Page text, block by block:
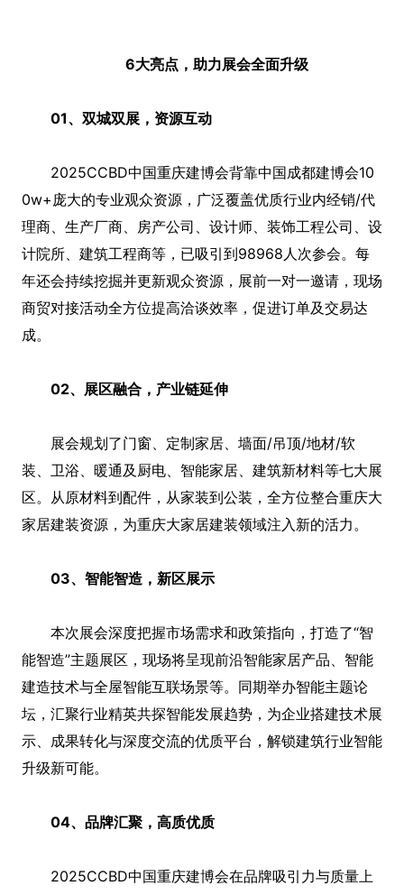
6大亮点，助力展会全面升级
01、双城双展，资源互动
2025CCBD中国重庆建博会背靠中国成都建博会10
0w+庞大的专业观众资源，广泛覆盖优质行业内经销/代
理商、生产厂商、房产公司、设计师、装饰工程公司、设
计院所、建筑工程商等，已吸引到98968人次参会。每
年还会持续挖掘并更新观众资源，展前一对一邀请，现场
商贸对接活动全方位提高洽谈效率，促进订单及交易达
成。
02、展区融合，产业链延伸
展会规划了门窗、定制家居、墙面/吊顶/地材/软
装、卫浴、暖通及厨电、智能家居、建筑新材料等七大展
区。从原材料到配件，从家装到公装，全方位整合重庆大
家居建装资源，为重庆大家居建装领域注入新的活力。
03、智能智造，新区展示
本次展会深度把握市场需求和政策指向，打造了“智
能智造”主题展区，现场将呈现前沿智能家居产品、智能
建造技术与全屋智能互联场景等。同期举办智能主题论
坛，汇聚行业精英共探智能发展趋势，为企业搭建技术展
示、成果转化与深度交流的优质平台，解锁建筑行业智能
升级新可能。
04、品牌汇聚，高质优质
2025CCBD中国重庆建博会在品牌吸引力与质量上